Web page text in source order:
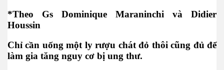
*Theo Gs Dominique Maraninchi và Didier
Houssin
Chỉ cần uống một ly rượu chát đỏ thôi cũng đủ để
làm gia tăng nguy cơ bị ung thư.